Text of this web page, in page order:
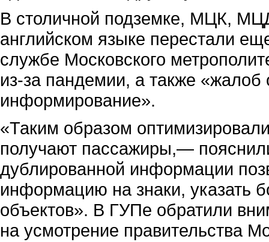
В столичной подземке, МЦК,
английском языке перестали
службе Московского
из-за пандемии, а также
информирование».
«Таким образом
получают пассажиры,—
дублированной информации
информацию на знаки, указать
объектов». В ГУПе обратили
на усмотрение правительства